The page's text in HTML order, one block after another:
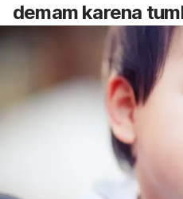
demam karena